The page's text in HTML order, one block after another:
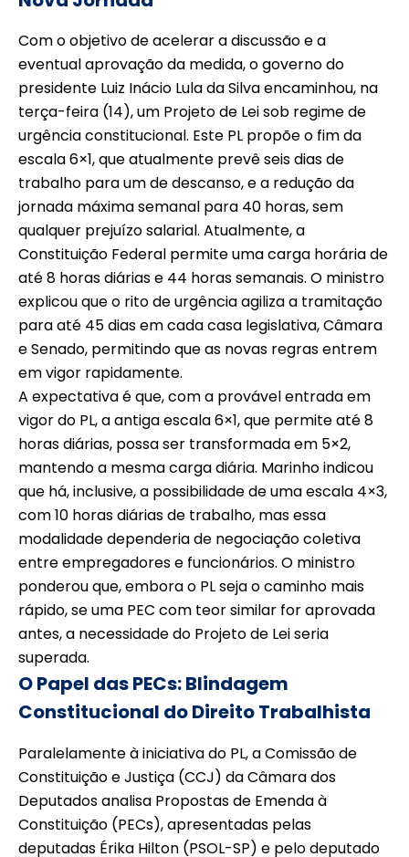
Com o objetivo de acelerar a discussão e a
eventual aprovação da medida, o governo do
presidente Luiz Inácio Lula da Silva encaminhou, na
terça-feira (14), um Projeto de Lei sob regime de
urgência constitucional. Este PL propõe o fim da
escala 6×1, que atualmente prevê seis dias de
trabalho para um de descanso, e a redução da
jornada máxima semanal para 40 horas, sem
qualquer prejuízo salarial. Atualmente, a
Constituição Federal permite uma carga horária de
até 8 horas diárias e 44 horas semanais. O ministro
explicou que o rito de urgência agiliza a tramitação
para até 45 dias em cada casa legislativa, Câmara
e Senado, permitindo que as novas regras entrem
em vigor rapidamente.
A expectativa é que, com a provável entrada em
vigor do PL, a antiga escala 6×1, que permite até 8
horas diárias, possa ser transformada em 5×2,
mantendo a mesma carga diária. Marinho indicou
que há, inclusive, a possibilidade de uma escala 4×3,
com 10 horas diárias de trabalho, mas essa
modalidade dependeria de negociação coletiva
entre empregadores e funcionários. O ministro
ponderou que, embora o PL seja o caminho mais
rápido, se uma PEC com teor similar for aprovada
antes, a necessidade do Projeto de Lei seria
superada.
O Papel das PECs: Blindagem
Constitucional do Direito Trabalhista
Paralelamente à iniciativa do PL, a Comissão de
Constituição e Justiça (CCJ) da Câmara dos
Deputados analisa Propostas de Emenda à
Constituição (PECs), apresentadas pelas
deputadas Érika Hilton (PSOL-SP) e pelo deputado